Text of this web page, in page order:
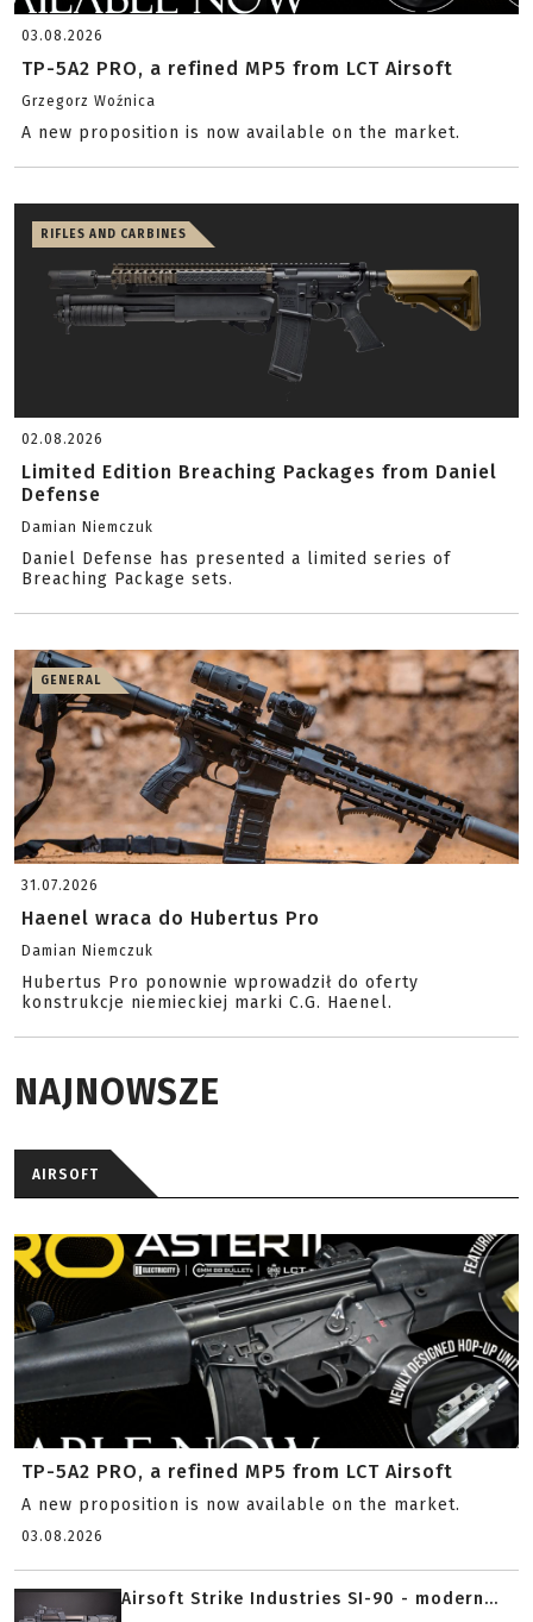
03.08.2026
TP-5A2 PRO, a refined MP5 from LCT Airsoft
Grzegorz Woźnica
A new proposition is now available on the market.
RIFLES AND CARBINES
02.08.2026
Limited Edition Breaching Packages from Daniel
Defense
Damian Niemczuk
Daniel Defense has presented a limited series of
Breaching Package sets.
GENERAL
31.07.2026
Haenel wraca do Hubertus Pro
Damian Niemczuk
Hubertus Pro ponownie wprowadził do oferty
konstrukcje niemieckiej marki C.G. Haenel.
NAJNOWSZE
AIRSOFT
TP-5A2 PRO, a refined MP5 from LCT Airsoft
A new proposition is now available on the market.
03.08.2026
Airsoft Strike Industries SI-90 - modern...